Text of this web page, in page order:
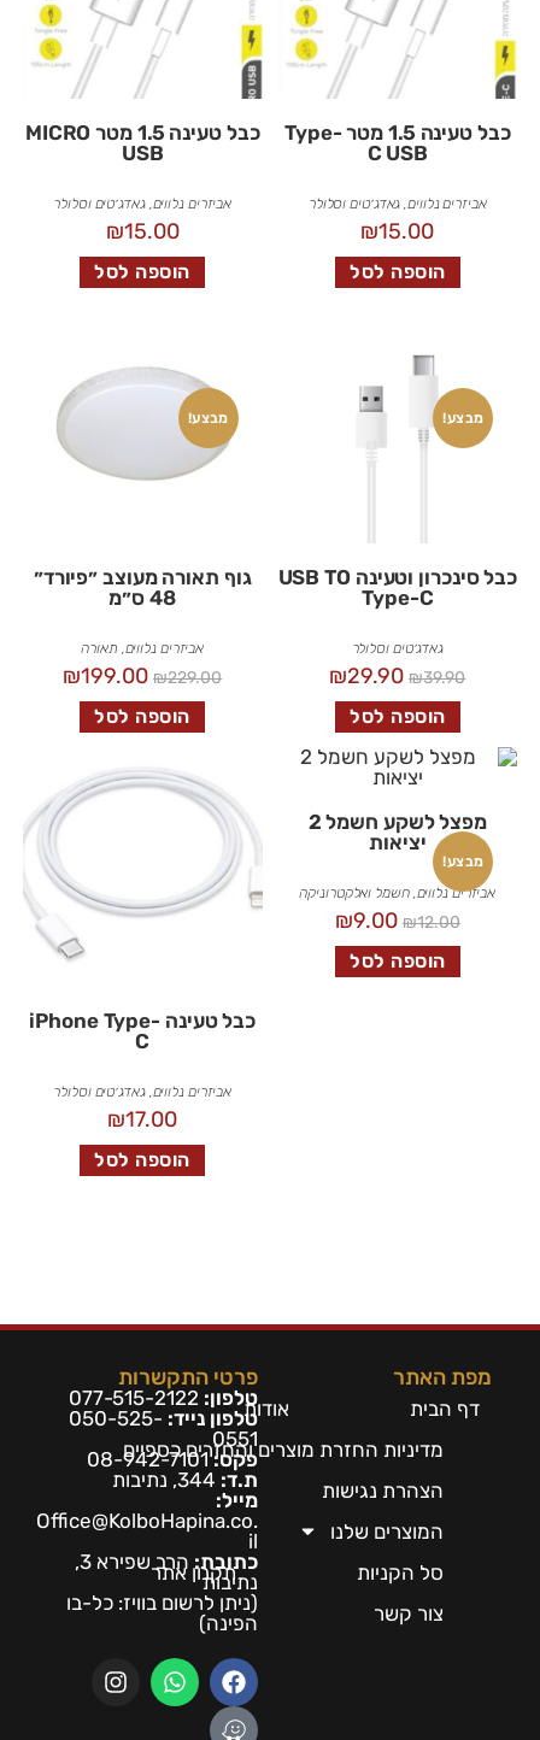
כבל טעינה 1.5 מטר Type-
C USB
אביזרים נלווים, גאדג׳טים וסלולר
₪15.00
הוספה לסל
כבל טעינה 1.5 מטר MICRO
USB
אביזרים נלווים,גאדג׳טים וסלולר
₪15.00
הוספה לסל
מבצע!
כבל סינכרון וטעינה USB TO
Type-C
גאדג׳טים וסלולר
₪39.90
₪29.90
הוספה לסל
מבצע!
גוף תאורה מעוצב ״פיורד״
48 ס״מ
אביזרים נלווים תאורה
₪229.00
₪199.00
הוספה לסל
מבצע!
מפצל לשקע חשמל 2
יציאות
אביזרים נלווים,חשמל ואלקטרוניקה
₪12.00
₪9.00
הוספה לסל
כבל טעינה iPhone Type-
C
אביזרים נלווים,גאדג׳טים וסלולר
₪17.00
הוספה לסל
מפת האתר
דף הבית
אודות
מדיניות החזרת מוצרים והחזרים כספיים
הצהרת נגישות
המוצרים שלנו
סל הקניות
תקנון אתר
צור קשר
פרטי התקשרות
טלפון: 077-515-2122
טלפון נייד: 050-525-
0551
פקס:08-942-7101
ת.ד:
מייל:
Office@KolboHapina.co.
il
כתובת:
הרב שפירא 3,
נתיבות
(ניתן לרשום בוויז: כל-בו
הפינה)